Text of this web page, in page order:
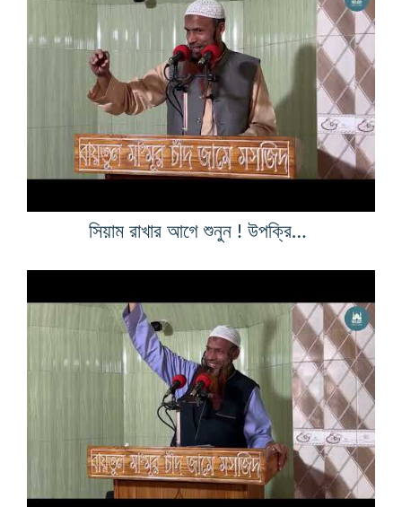
সিয়াম রাখার আগে শুনুন ! উপক্রিত হবেন ইনশা-আল্লাহ